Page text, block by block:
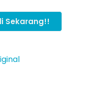
Sekarang!!